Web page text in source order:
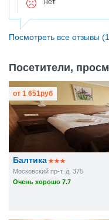
нет
Посмотреть все отзывы
Посетители,
Балтика
Московский пр-т, д. 375
Очень хорошо 7.7
от 1 651руб